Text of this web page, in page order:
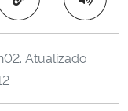
. Atualizado